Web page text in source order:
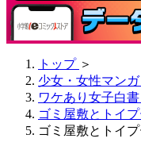
トップ ＞
少女・女性マンガ
ワケあり女子白書
ゴミ屋敷とトイ
ゴミ屋敷とトイ